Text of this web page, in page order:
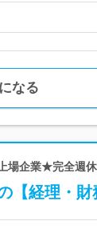
なる
場企業★完全週
【経理・